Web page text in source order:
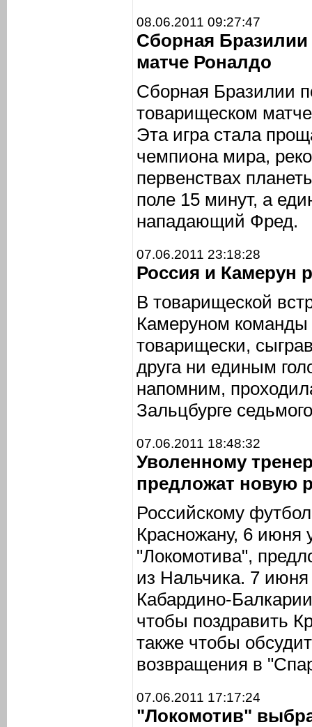
08.06.2011 09:27:47
Сборная
матче Роналдо
Сборная Бразилии
товарищеском
Эта игра стала
чемпиона мира,
первенствах
поле 15 минут, а
нападающий Фред.
07.06.2011 23:18:28
Россия и Камерун
В товарищеской
Камеруном команды
товарищески,
друга ни единым
напомним,
Зальцбурге
07.06.2011 18:48:32
Уволенному
предложат новую
Российскому
Красножану, 6 июня
"Локомотива",
из Нальчика. 7 июня
Кабардино-
чтобы поздравить
также чтобы
возвращения в
07.06.2011 17:17:24
"Локомотив"